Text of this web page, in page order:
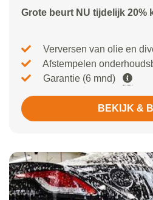
Grote beurt NU tijdelijk 20%
Verversen van olie en
Afstempelen
Garantie (6 mnd)
BEKIJK &